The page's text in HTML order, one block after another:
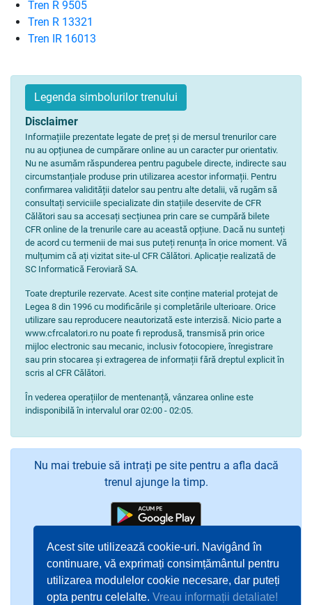
Acest site utilizează cookie-uri. Navigând în
continuare, vă exprimați consimțământul pentru
utilizarea modulelor cookie necesare, dar puteți
opta pentru celelalte.Vreau informații detaliate!
Tren R 9505
Tren R 13321
Tren IR 16013
Legenda simbolurilor trenului
Disclaimer
Informațiile prezentate legate de preț și de mersul trenurilor care
nu au opțiunea de cumpărare online au un caracter pur orientativ.
Nu ne asumăm răspunderea pentru pagubele directe, indirecte sau
circumstanțiale produse prin utilizarea acestor informații. Pentru
confirmarea validității datelor sau pentru alte detalii, vă rugăm să
consultați serviciile specializate din stațiile deservite de CFR
Călători sau sa accesați secțiunea prin care se cumpără bilete
CFR online de la trenurile care au această opțiune. Dacă nu sunteți
de acord cu termenii de mai sus puteți renunța în orice moment. Vă
mulțumim că ați vizitat site-ul CFR Călători. Aplicație realizată de
SC Informatică Feroviară SA.
Toate drepturile rezervate. Acest site conține material protejat de
Legea 8 din 1996 cu modificările și completările ulterioare. Orice
utilizare sau reproducere neautorizată este interzisă. Nicio parte a
www.cfrcalatori.ro nu poate fi reprodusă, transmisă prin orice
mijloc electronic sau mecanic, inclusiv fotocopiere, înregistrare
sau prin stocarea și extragerea de informații fără dreptul explicit în
scris al CFR Călători.
În vederea operațiilor de mentenanță, vânzarea online este
indisponibilă în intervalul orar 02:00 - 02:05.
Nu mai trebuie să intrați pe site pentru a afla dacă
trenul ajunge la timp.